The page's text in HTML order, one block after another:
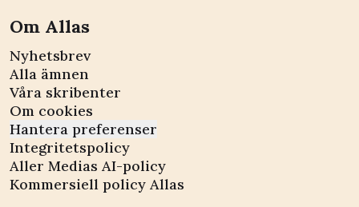
Om Allas
Nyhetsbrev
Alla ämnen
Våra skribenter
Om cookies
Hantera preferenser
Integritetspolicy
Aller Medias AI-policy
Kommersiell policy Allas